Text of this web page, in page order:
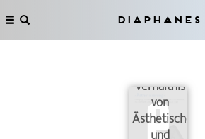
Diaphanes
Verhältnis
von
Ästhetischem